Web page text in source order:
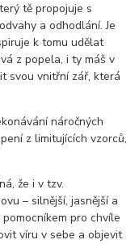
tě propojuje s
a odhodlání. Je
k tomu udělat
z popela, i ty máš v
svou vnitřní zář, která
náročných
z limitujících vzorců,
že i v tzv.
– silnější, jasnější a
pro chvíle
víru v sebe a objevit